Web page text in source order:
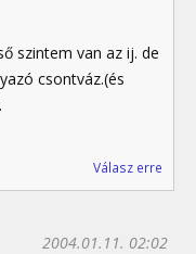
szintem van az ij. de
csontváz.(és
Válasz erre
2004.01.11. 02:02